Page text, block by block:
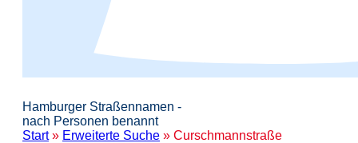
Hamburger Straßennamen -
nach Personen benannt
Start» Erweiterte Suche » Curschmannstraße